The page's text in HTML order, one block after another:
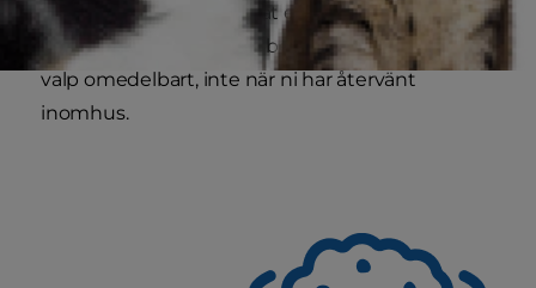
Science Plan Puppy Treat eller Science Plan
Puppy torrfoderbit som belöning. Belöna din
valp omedelbart, inte när ni har återvänt
inomhus.